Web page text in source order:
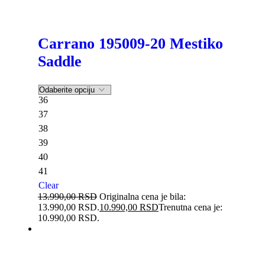
Carrano 195009-20 Mestiko
Saddle
36
37
38
39
40
41
Clear
13.990,00RSD Originalna cena je bila:
13.990,00 RSD.10.990,00 RSDTrenutna cena je:
10.990,00 RSD.